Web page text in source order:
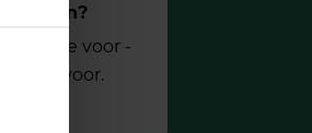
gedoe voor
we voor.